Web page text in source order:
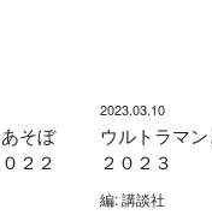
そぼ
２２
2023.03.10
ウルトラマ
２０２３
編: 講談社